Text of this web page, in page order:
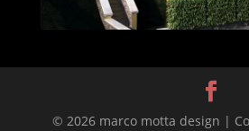
© 2026 marco motta design |